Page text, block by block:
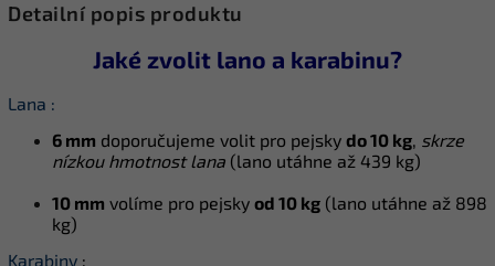
Detailní popis produktu
Jaké zvolit lano a karabinu?
Lana :
6 mm doporučujeme volit pro pejsky do 10 kg, skrze
nízkou hmotnost lana (lano utáhne až 439 kg)
10 mm volíme pro pejsky od 10 kg (lano utáhne až 898
kg)
Karabiny :